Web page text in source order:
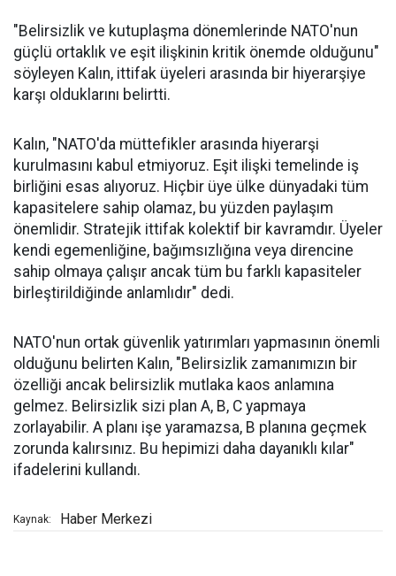
"Belirsizlik ve kutuplaşma dönemlerinde NATO'nun
güçlü ortaklık ve eşit ilişkinin kritik önemde olduğunu"
söyleyen Kalın, ittifak üyeleri arasında bir hiyerarşiye
karşı olduklarını belirtti.
Kalın, "NATO'da müttefikler arasında hiyerarşi
kurulmasını kabul etmiyoruz. Eşit ilişki temelinde iş
birliğini esas alıyoruz. Hiçbir üye ülke dünyadaki tüm
kapasitelere sahip olamaz, bu yüzden paylaşım
önemlidir. Stratejik ittifak kolektif bir kavramdır. Üyeler
kendi egemenliğine, bağımsızlığına veya direncine
sahip olmaya çalışır ancak tüm bu farklı kapasiteler
birleştirildiğinde anlamlıdır" dedi.
NATO'nun ortak güvenlik yatırımları yapmasının önemli
olduğunu belirten Kalın, "Belirsizlik zamanımızın bir
özelliği ancak belirsizlik mutlaka kaos anlamına
gelmez. Belirsizlik sizi plan A, B, C yapmaya
zorlayabilir. A planı işe yaramazsa, B planına geçmek
zorunda kalırsınız. Bu hepimizi daha dayanıklı kılar"
ifadelerini kullandı.
Kaynak: Haber Merkezi